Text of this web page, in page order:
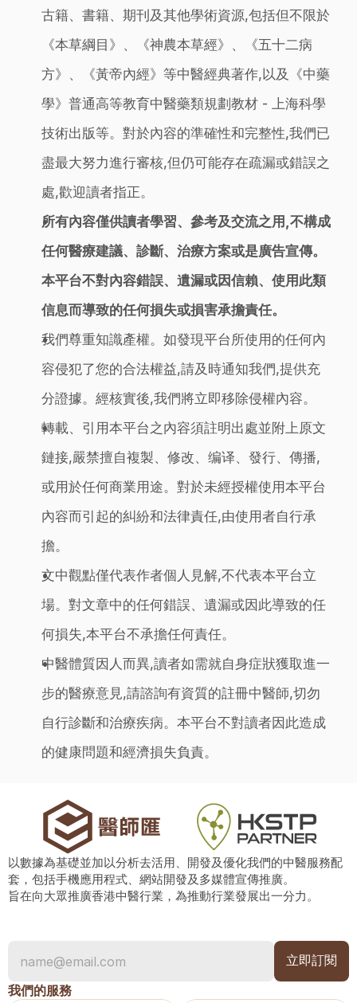
古籍、書籍、期刊及其他學術資源,包括但不限於
《本草綱目》、《神農本草經》、《五十二病
方》、《黃帝內經》等中醫經典著作,以及《中藥
學》普通高等教育中醫藥類規劃教材 - 上海科學
技術出版等。對於內容的準確性和完整性,我們已
盡最大努力進行審核,但仍可能存在疏漏或錯誤之
處,歡迎讀者指正。
所有內容僅供讀者學習、參考及交流之用,不構成
任何醫療建議、診斷、治療方案或是廣告宣傳。
本平台不對內容錯誤、遺漏或因信賴、使用此類
信息而導致的任何損失或損害承擔責任。
我們尊重知識產權。如發現平台所使用的任何內
容侵犯了您的合法權益,請及時通知我們,提供充
分證據。經核實後,我們將立即移除侵權內容。
轉載、引用本平台之內容須註明出處並附上原文
鏈接,嚴禁擅自複製、修改、编译、發行、傳播,
或用於任何商業用途。對於未經授權使用本平台
內容而引起的糾紛和法律責任,由使用者自行承
擔。
文中觀點僅代表作者個人見解,不代表本平台立
場。對文章中的任何錯誤、遺漏或因此導致的任
何損失,本平台不承擔任何責任。
中醫體質因人而異,讀者如需就自身症狀獲取進一
步的醫療意見,請諮詢有資質的註冊中醫師,切勿
自行診斷和治療疾病。本平台不對讀者因此造成
的健康問題和經濟損失負責。
以數據為基礎並加以分析去活用、開發及優化我們的中醫服務配
套，包括手機應用程式、網站開發及多媒體宣傳推廣。
旨在向大眾推廣香港中醫行業，為推動行業發展出一分力。
我們的服務